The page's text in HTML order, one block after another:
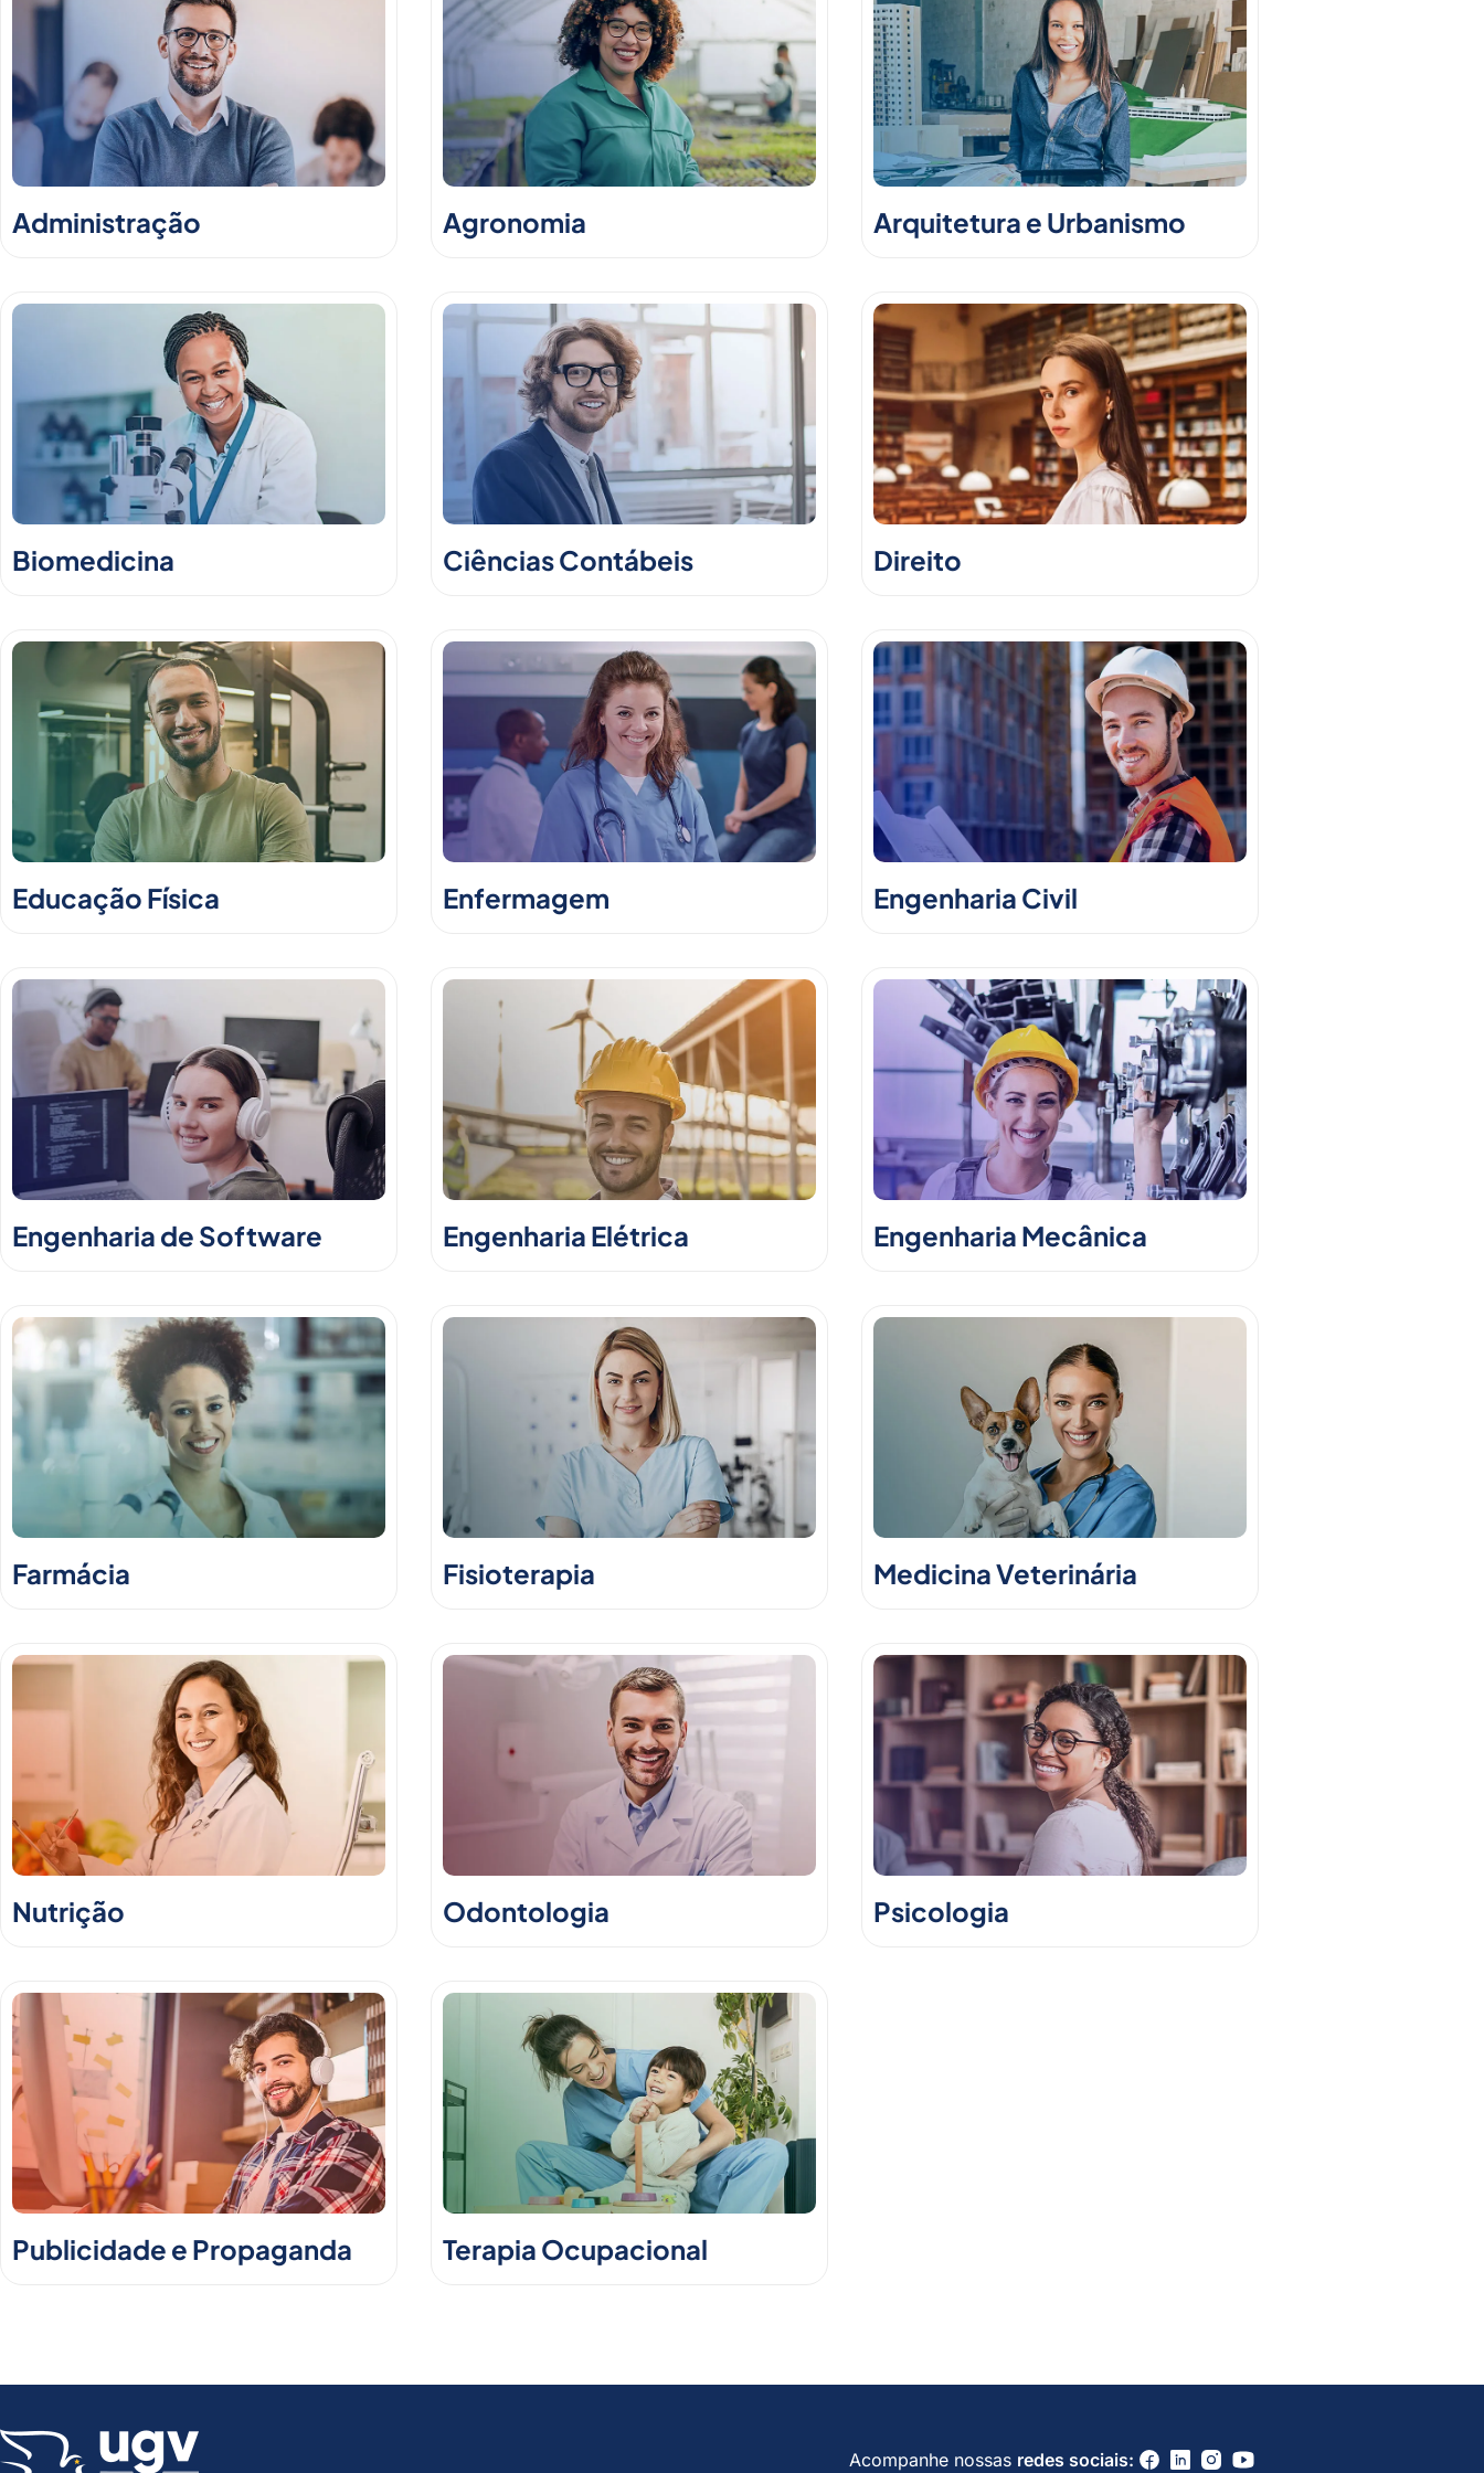
Administração Agronomia Arquitetura e Urbanismo
Biomedicina Ciências Contábeis Direito
Educação Física Enfermagem Engenharia Civil
Engenharia de Software Engenharia Elétrica Engenharia Mecânica
Farmácia Fisioterapia Medicina Veterinária
Nutrição Odontologia Psicologia
Publicidade e Propaganda Terapia Ocupacional
Acompanhe nossas redes sociais: